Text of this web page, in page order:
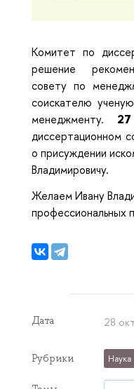
Комитет по
решение
совету по
соискателю
менеджменту.
диссертационном
о присуждении
Владимировичу.
Желаем Ивану
профессиональных
Дата 28
Рубрики Наука